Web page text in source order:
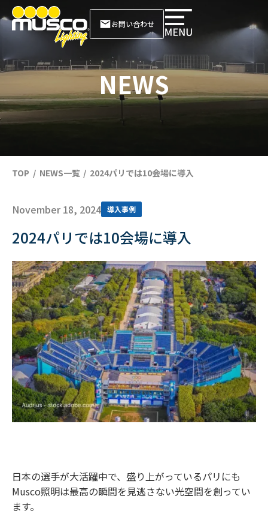
お問い合わせ
NEWS
TOP NEWS一覧 2024パリでは10会場に導入
November 18, 2024 導入事例
2024パリでは10会場に導入
日本の選手が大活躍中で、盛り上がっているパリにも
Musco照明は最高の瞬間を見逃さない光空間を創ってい
ます。